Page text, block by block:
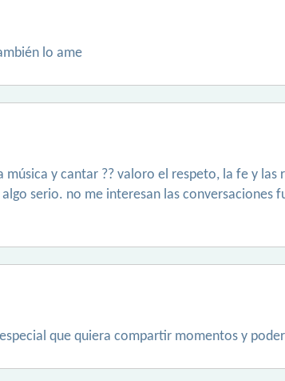
lo ame
música y cantar ?? valoro el respeto, la fe y
serio. no me interesan las conversaciones
que quiera compartir momentos y